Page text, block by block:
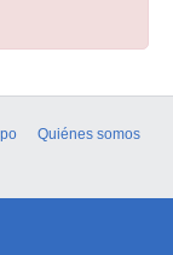
Quiénes somos